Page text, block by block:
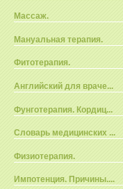
Массаж.
Мануальная терапия.
Фитотерапия.
Английский для враче...
Фунготерапия. Кордиц...
Словарь медицинских ...
Физиотерапия.
Импотенция. Причины....